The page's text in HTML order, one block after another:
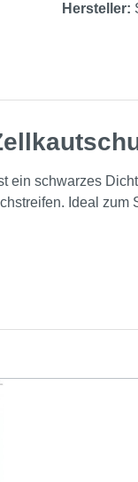
Hersteller:
ein schwarzes
Ideal